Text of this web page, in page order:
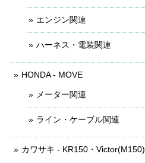
エンジン関連
ハーネス・電装関連
HONDA - MOVE
メーター関連
ライン・ケーブル関連
カワサキ - KR150・Victor(M150)